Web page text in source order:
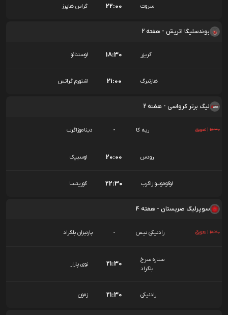
سروت 22:00 گراس هاپرز
بوندسلیگا اتریش - هفته 2
گریزر 18:30 لوستنائو
هارتبرگ 21:00 اشتورم گراتس
لیگ برتر کرواسی - هفته 2
18:30 تعویق ریه کا - دیناموزاگرب
رودس 20:00 اوسییک
لوکوموتیو زاگرب 22:30 گوریتسا
سوپرلیگ صربستان - هفته 4
18:30 تعویق رادنیکی نیس - پارتیزان بلگراد
ستاره سرخ
بلگراد
21:30 نوی پازار
رادنیکی 21:30 زمون